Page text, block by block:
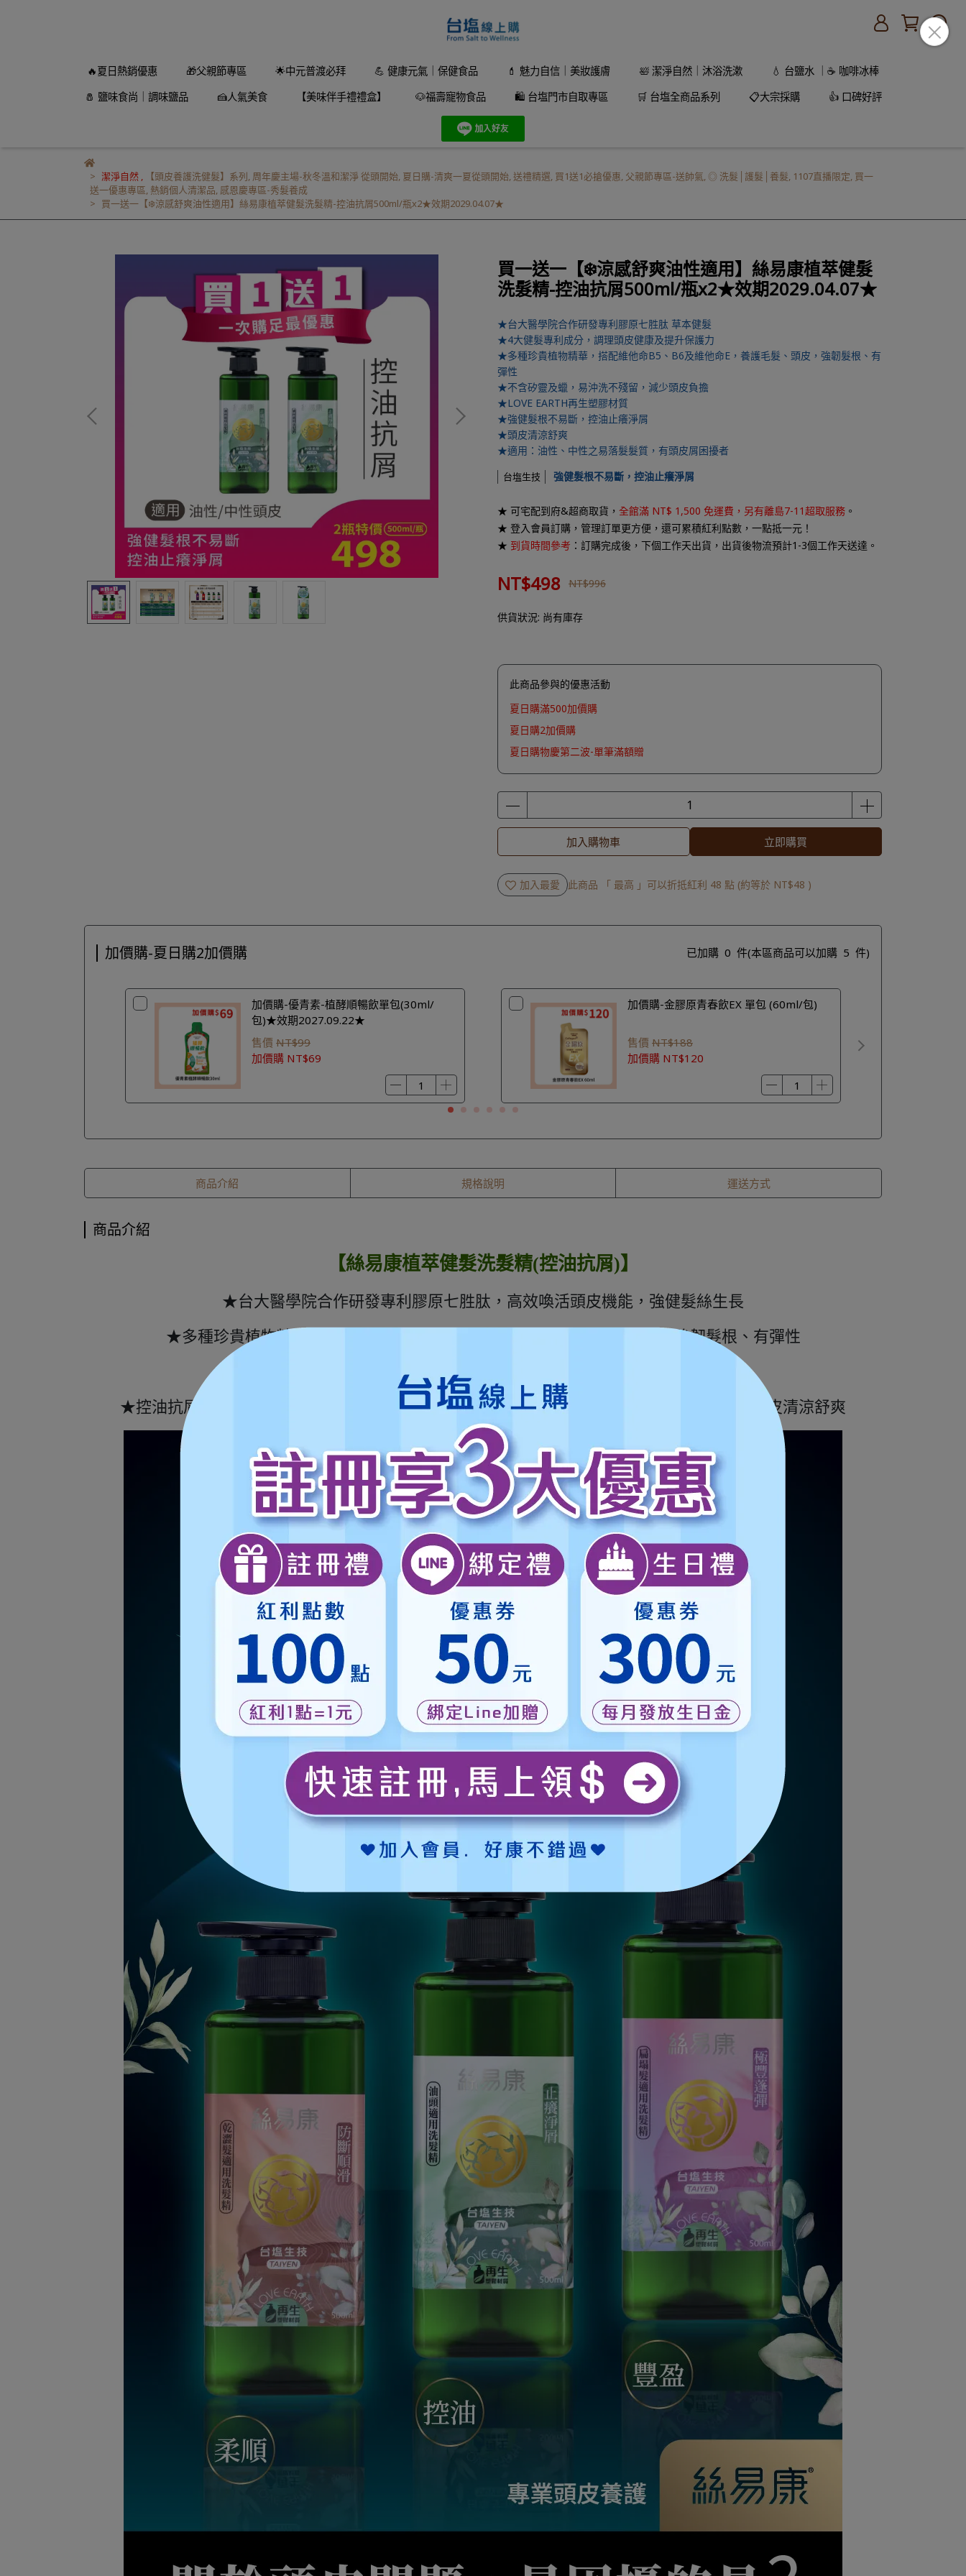
🔥夏日熱銷優惠 🎁父親節專區 🌟中元普渡必拜 💪 健康元氣｜保健食品 💄 魅力自信｜美妝護膚 🛀 潔淨自然｜沐浴洗漱
💧 台鹽水 ｜☕ 咖啡冰棒
🧂 鹽味食尚｜調味鹽品
🍰人氣美食 【美味伴手禮禮盒】 🐶福壽寵物食品 🛍️ 台塩門市自取專區 🛒 台塩全商品系列 📋大宗採購 👍 口碑好評
潔淨自然 , 【頭皮養護洗健髮】系列, 周年慶主場-秋冬溫和潔淨 從頭開始, 夏日購-清爽一夏從頭開始,送禮精選, 買1送1必搶優惠, 父親節專區-送帥氣,◎ 洗髮│護髮│養髮, 1107直播限定, 買一
送一優惠專區, 熱銷個人清潔品, 感恩慶專區-秀髮養成
買一送一【❄️涼感舒爽油性適用】絲易康植萃健髮洗髮精-控油抗屑500ml/瓶x2★效期2029.04.07★
買一送一【❄️涼感舒爽油性適用】絲易康植萃健髮
洗髮精-控油抗屑500ml/瓶x2★效期2029.04.07★
★台大醫學院合作研發專利膠原七胜肽 草本健髮
★4大健髮專利成分，調理頭皮健康及提升保護力
★多種珍貴植物精華，搭配維他命B5、B6及維他命E，養護毛髮、頭皮，強韌髮根、有
彈性
★不含矽靈及蠟，易沖洗不殘留，減少頭皮負擔
★LOVE EARTH再生塑膠材質
★強健髮根不易斷，控油止癢淨屑
★頭皮清涼舒爽
★適用：油性、中性之易落髮髮質，有頭皮屑困擾者
台塩生技 強健髮根不易斷，控油止癢淨屑
★ 可宅配到府&超商取貨， 全館滿 NT$ 1,500 免運費，另有離島7-11超取服務 。
★ 登入會員訂購，管理訂單更方便，還可累積紅利點數，一點抵一元 ！
★ 到貨時間參考 ：訂購完成後，下個工作天出貨，出貨後物流預計1-3個工作天送達。
NT$498 NT$996
供貨狀況: 尚有庫存
此商品參與的優惠活動
夏日購滿500加價購
夏日購2加價購
夏日購物慶第二波-單筆滿額贈
加入購物車 立即購買
加入最愛 此商品 「 最高 」可以折抵紅利 48 點 (約等於 NT$48 )
加價購-夏日購2加價購 已加購 0 件(本區商品可以加購 5 件)
加價購-優青素-植酵順暢飲單包(30ml/
包)★效期2027.09.22★
售價 NT$99
加價購 NT$69
加價購-金膠原青春飲EX 單包 (60ml/包)
售價 NT$188
加價購 NT$120
商品介紹 規格說明 運送方式
商品介紹
【絲易康植萃健髮洗髮精(控油抗屑)】
★台大醫學院合作研發專利膠原七胜肽，高效喚活頭皮機能，強健髮絲生長
★多種珍貴植物精華，搭配維他命B5、B6及維他命E，養護毛髮、頭皮，強韌髮根、有彈性
★不含矽靈及蠟，易沖洗不殘留，減少頭皮負擔
★控油抗屑配方特別添加白柳樹皮、洋甘菊、Climbazole，有效控油抗屑、深層清潔，淨化頭皮清涼舒爽